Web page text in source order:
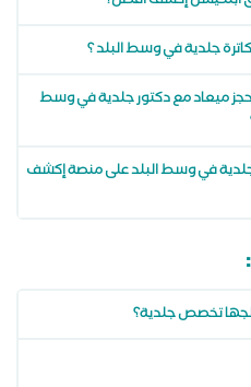
جلدية في وسط البلد ؟
ميعاد مع دكتور جلدية في وسط
في وسط البلد على منصة إكشف
تخصص جلدية؟